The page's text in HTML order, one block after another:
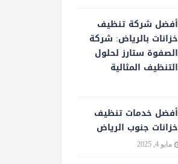
أفضل شركة تنظيف
خزانات بالرياض: شركة
الصفوة ستارز لحلول
التنظيف المثالية
أفضل خدمات تنظيف
خزانات جنوب الرياض
مايو 4, 2025